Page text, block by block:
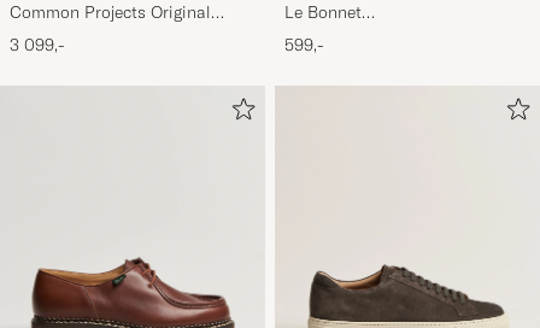
Common Projects Original
Achilles Sneaker Black
3 099,-
Le Bonnet
Lambswool/Caregora Beanie
Mustard
599,-